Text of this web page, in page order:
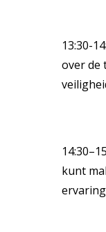
13:30-
over de
kunt